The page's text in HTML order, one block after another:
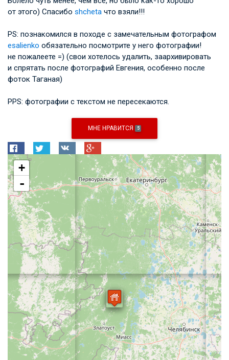
от этого) Спасибо shcheta что взяли!!!
PS: познакомился в походе с замечательным фотографом
esalienko обязательно посмотрите у него фотографии!
не пожалеете =) (свои хотелось удалить, заархивировать
и спрятать после фотографий Евгения, особенно после
фоток Таганая)
PPS: фотографии с текстом не пересекаются.
МНЕ НРАВИТСЯ 5
+
-